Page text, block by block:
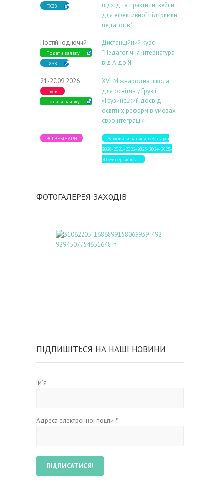
ГХЗВ
підхід та практичні кейси
для ефективної підтримки
педагогів"
Постійнодіючий
Подати заявку
ГХЗВ
Дистанційний курс
“Педагогічна інтернатура
від А до Я”
21-27.09.2026
Грузія
Подати заявку
ХVIІ Міжнародна школа
для освітян у Грузії
«Грузинський досвід
освітніх реформ в умовах
євроінтеграції»
ВСІ ВЕБІНАРИ
Замовити записи вебінарів
2020-2021-2022-2023-2024-2025-
2026+ сертифікат
ФОТОГАЛЕРЕЯ ЗАХОДІВ
ПІДПИШІТЬСЯ НА НАШІ НОВИНИ
Ім'я
Адреса електронної пошти *